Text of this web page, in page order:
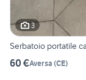
3
Serbatoio portatile
60 €Aversa (CE)